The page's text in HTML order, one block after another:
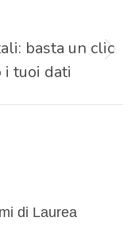
basta un clic
tuoi dati
di Laurea